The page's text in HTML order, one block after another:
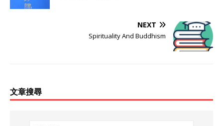
NEXT
Spirituality And Buddhism
文章搜尋